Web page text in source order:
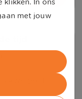
kWh (excl.
klikken. In ons
met jouw